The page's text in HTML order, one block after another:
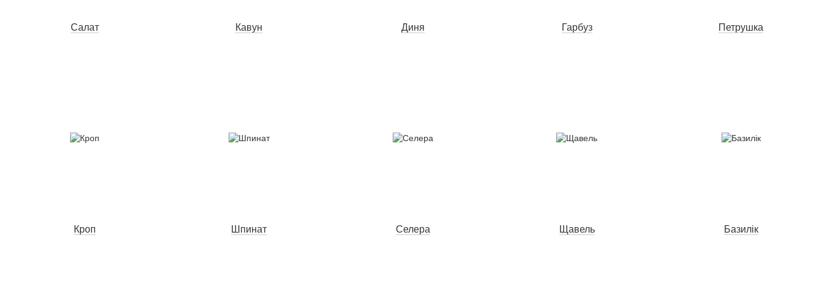
Салат Кавун Диня Гарбуз Петрушка
Кроп Шпинат Селера Щавель Базилік